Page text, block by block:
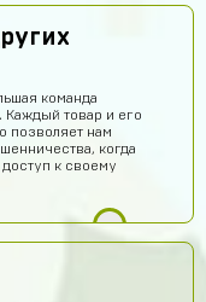
команда
Каждый товар и его
позволяет нам
когда
к своему